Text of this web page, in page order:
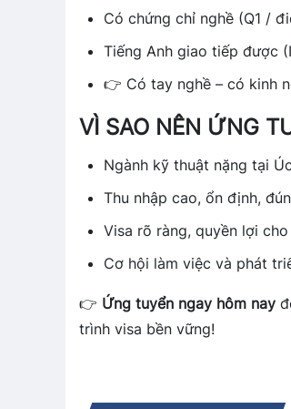
Có chứng chỉ nghề (Q1 /
Tiếng Anh giao tiếp được
👉 Có tay nghề – có kinh
VÌ SAO NÊN ỨNG
Ngành kỹ thuật nặng tại
Thu nhập cao, ổn định,
Visa rõ ràng, quyền lợi
Cơ hội làm việc và phát
👉 Ứng tuyển ngay hôm nay
trình visa bền vững!